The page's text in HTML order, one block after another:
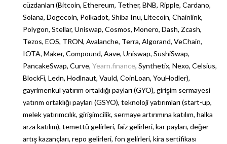
cüzdanları (Bitcoin, Ethereum, Tether, BNB, Ripple, Cardano,
Solana, Dogecoin, Polkadot, Shiba Inu, Litecoin, Chainlink,
Polygon, Stellar, Uniswap, Cosmos, Monero, Dash, Zcash,
Tezos, EOS, TRON, Avalanche, Terra, Algorand, VeChain,
IOTA, Maker, Compound, Aave, Uniswap, SushiSwap,
PancakeSwap, Curve, Yearn.finance, Synthetix, Nexo, Celsius,
BlockFi, Ledn, Hodlnaut, Vauld, CoinLoan, YouHodler),
gayrimenkul yatırım ortaklığı payları (GYO), girişim sermayesi
yatırım ortaklığı payları (GSYO), teknoloji yatırımları (start-up,
melek yatırımcılık, girişimcilik, sermaye artırımına katılım, halka
arza katılım), temettü gelirleri, faiz gelirleri, kar payları, değer
artış kazançları, repo gelirleri, fon gelirleri, kira sertifikası